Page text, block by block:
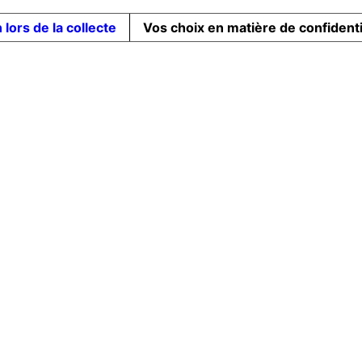
lors de la collecte Vos choix en matière de